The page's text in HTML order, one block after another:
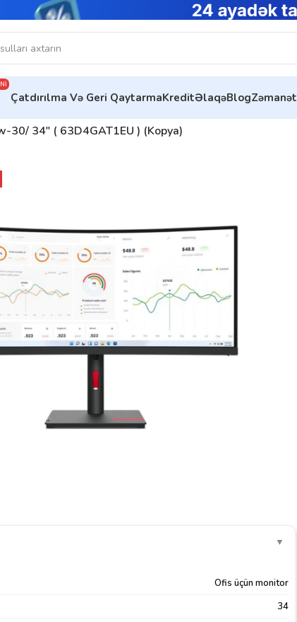
Çatdırılma Və Geri QaytarmaKreditƏlaqəBlogZəmanət
30/ 34″ ( 63D4GAT1EU ) (Kopya)
▼
Ofis üçün monitor
34